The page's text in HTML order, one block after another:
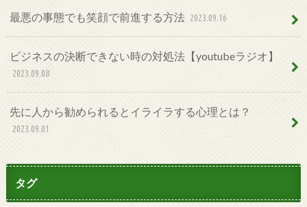
最悪の事態でも笑顔で前進する方法 2023.09.16
ビジネスの決断できない時の対処法【youtubeラジオ】
2023.09.08
先に人から勧められるとイライラする心理とは？
2023.09.01
タグ